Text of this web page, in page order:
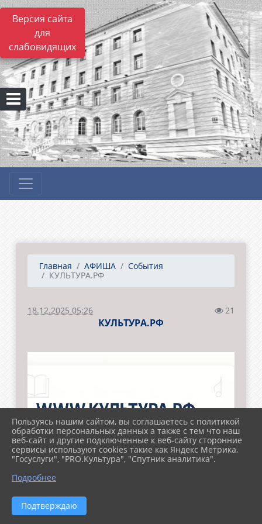
Версия сайта
для
слабовидящих
Главная АФИША
События
КУЛЬТУРА.РФ
18.12.2025 05:26 21
КУЛЬТУРА.РФ
«WWW.КУЛЬТУРА.РФ
культуре. Узнайте больше об истории
Пользуясь нашим сайтом, вы соглашаетесь с политикой
обработки персональных данных а также с тем что наш
веб-сайт и другие подключенные к веб-сайту сторонние
сервисы используют cookies такие как Яндекс Метрика,
"Госуслуги", "PRO.Культура", "Спутник аналитика".
Подробнее
Подтверждаю